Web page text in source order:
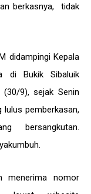
berkasnya, tidak
didampingi Kepala
di Bukik Sibaluik
(30/9), sejak Senin
lulus pemberkasan,
bersangkutan.
menerima nomor